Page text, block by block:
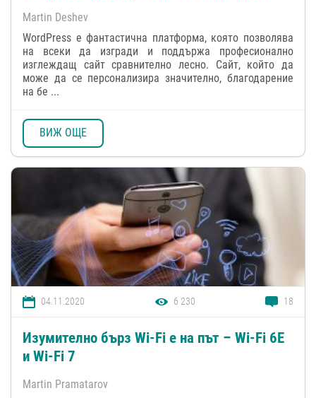
Martin Deshev
WordPress е фантастична платформа, която позволява
на всеки да изгради и поддържа професионално
изглеждащ сайт сравнително лесно. Сайт, който да
може да се персонализира значително, благодарение
на бе ...
ВИЖ ОЩЕ
04.11.2020 6 230 18
Изумително бърз Wi-Fi е на път – Wi-Fi 6E
и Wi-Fi 7
Martin Pramatarov